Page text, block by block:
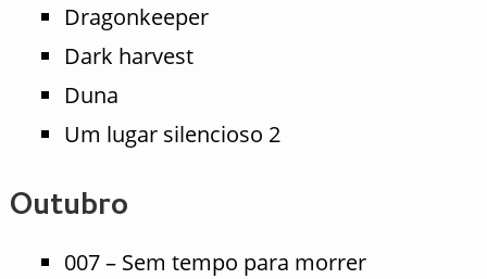
Dragonkeeper
Dark harvest
Duna
Um lugar silencioso 2
Outubro
007 – Sem tempo para morrer